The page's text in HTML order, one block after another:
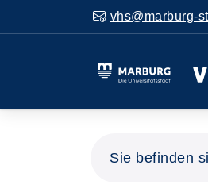
vhs@marburg-
Sie befinden